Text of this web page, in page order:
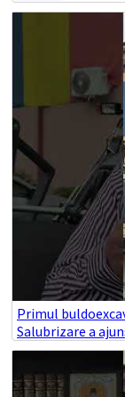
Primul
Salubrizare a